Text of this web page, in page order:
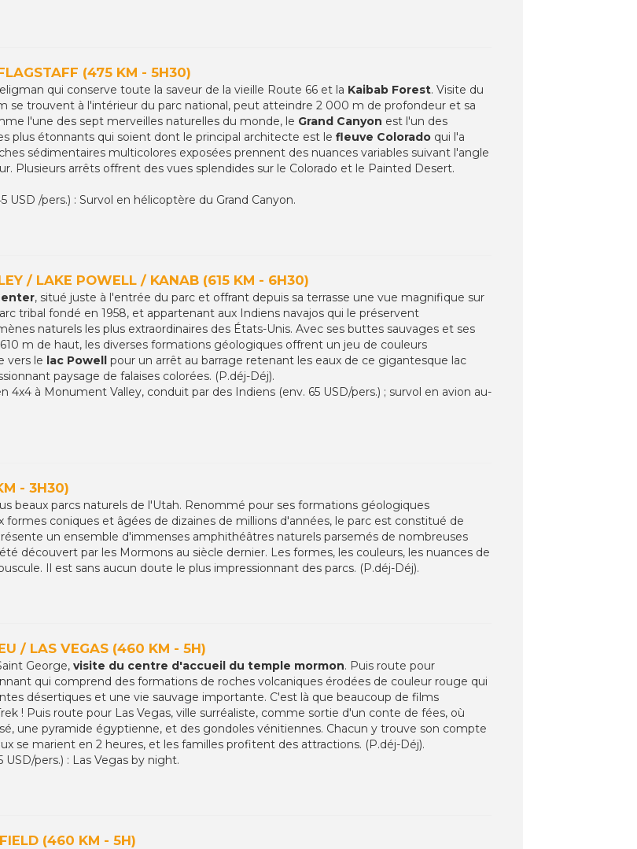
(475 KM - 5H30)
qui conserve toute la saveur de la vieille Route 66 et la Kaibab Forest. Visite du
se trouvent à l'intérieur du parc national, peut atteindre 2 000 m de profondeur et sa
l'une des sept merveilles naturelles du monde, le Grand Canyon est l'un des
plus étonnants qui soient dont le principal architecte est le fleuve Colorado qui l'a
sédimentaires multicolores exposées prennent des nuances variables suivant l'angle
Plusieurs arrêts offrent des vues splendides sur le Colorado et le Painted Desert.
USD /pers.) : Survol en hélicoptère du Grand Canyon.
/ LAKE POWELL / KANAB (615 KM - 6H30)
, situé juste à l'entrée du parc et offrant depuis sa terrasse une vue magnifique sur
tribal fondé en 1958, et appartenant aux Indiens navajos qui le préservent
naturels les plus extraordinaires des États-Unis. Avec ses buttes sauvages et ses
m de haut, les diverses formations géologiques offrent un jeu de couleurs
vers le lac Powell pour un arrêt au barrage retenant les eaux de ce gigantesque lac
paysage de falaises colorées. (P.déj-Déj).
4x4 à Monument Valley, conduit par des Indiens (env. 65 USD/pers.) ; survol en avion au-
- 3H30)
beaux parcs naturels de l'Utah. Renommé pour ses formations géologiques
formes coniques et âgées de dizaines de millions d'années, le parc est constitué de
un ensemble d'immenses amphithéâtres naturels parsemés de nombreuses
découvert par les Mormons au siècle dernier. Les formes, les couleurs, les nuances de
Il est sans aucun doute le plus impressionnant des parcs. (P.déj-Déj).
/ LAS VEGAS (460 KM - 5H)
George, visite du centre d'accueil du temple mormon. Puis route pour
qui comprend des formations de roches volcaniques érodées de couleur rouge qui
désertiques et une vie sauvage importante. C'est là que beaucoup de films
! Puis route pour Las Vegas, ville surréaliste, comme sortie d'un conte de fées, où
une pyramide égyptienne, et des gondoles vénitiennes. Chacun y trouve son compte
se marient en 2 heures, et les familles profitent des attractions. (P.déj-Déj).
pers.) : Las Vegas by night.
(460 KM - 5H)